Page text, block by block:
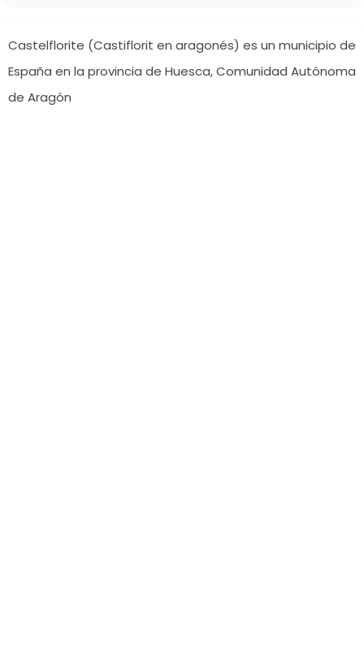
Castelflorite (Castiflorit en aragonés) es un municipio de
España en la provincia de Huesca, Comunidad Autónoma
de Aragón